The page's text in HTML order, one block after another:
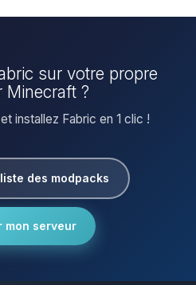
sur votre propre
Minecraft ?
installez Fabric en 1 clic !
des modpacks
mon serveur